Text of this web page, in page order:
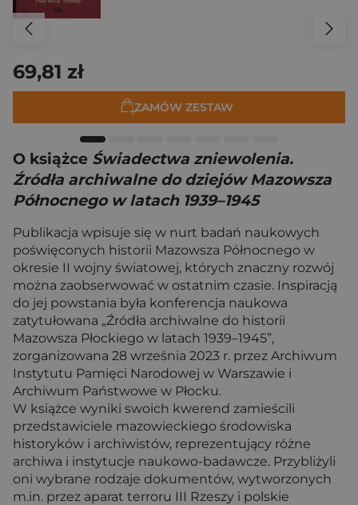
69,81 zł
ZAMÓW ZESTAW
O książce Świadectwa zniewolenia.
Źródła archiwalne do dziejów Mazowsza
Północnego w latach 1939–1945
Publikacja wpisuje się w nurt badań naukowych
poświęconych historii Mazowsza Północnego w
okresie II wojny światowej, których znaczny rozwój
można zaobserwować w ostatnim czasie. Inspiracją
do jej powstania była konferencja naukowa
zatytułowana „Źródła archiwalne do historii
Mazowsza Płockiego w latach 1939–1945”,
zorganizowana 28 września 2023 r. przez Archiwum
Instytutu Pamięci Narodowej w Warszawie i
Archiwum Państwowe w Płocku.
W książce wyniki swoich kwerend zamieścili
przedstawiciele mazowieckiego środowiska
historyków i archiwistów, reprezentujący różne
archiwa i instytucje naukowo-badawcze. Przybliżyli
oni wybrane rodzaje dokumentów, wytworzonych
m.in. przez aparat terroru III Rzeszy i polskie